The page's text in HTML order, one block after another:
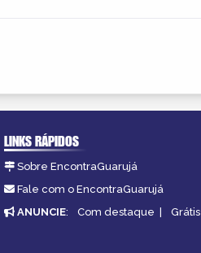
LINKS RÁPIDOS
Sobre EncontraGuarujá
Fale com o EncontraGuarujá
ANUNCIE: Com destaque | Grátis